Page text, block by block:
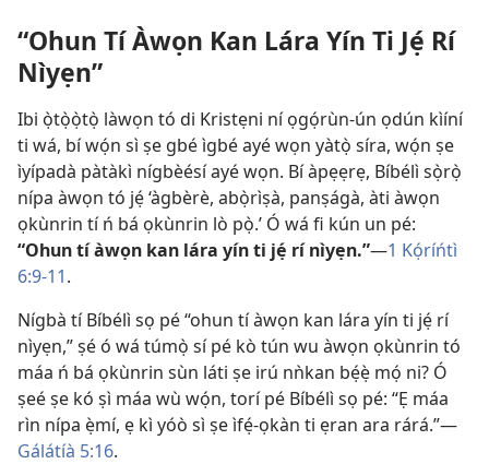
“Ohun Tí Àwọn Kan Lára Yín Ti Jẹ́ Rí
Nìyẹn”
Ibi ọ̀tọ̀ọ̀tọ̀ làwọn tó di Kristẹni ní ọgọ́rùn-ún ọdún kìíní
ti wá, bí wọ́n sì ṣe gbé ìgbé ayé wọn yàtọ̀ síra, wọ́n ṣe
ìyípadà pàtàkì nígbèésí ayé wọn. Bí àpẹẹrẹ, Bíbélì sọ̀rọ̀
nípa àwọn tó jẹ́ ‘àgbèrè, abọ̀rìṣà, panṣágà, àti àwọn
ọkùnrin tí ń bá ọkùnrin lò pọ̀.’ Ó wá fi kún un pé:
“Ohun tí àwọn kan lára yín ti jẹ́ rí nìyẹn.”—1 Kọ́ríńtì
6:9-11.
Nígbà tí Bíbélì sọ pé “ohun tí àwọn kan lára yín ti jẹ́ rí
nìyẹn,” ṣé ó wá túmọ̀ sí pé kò tún wu àwọn ọkùnrin tó
máa ń bá ọkùnrin sùn láti ṣe irú nǹkan bẹ́ẹ̀ mọ́ ni? Ó
ṣeé ṣe kó ṣì máa wù wọ́n, torí pé Bíbélì sọ pé: “Ẹ máa
rìn nípa ẹ̀mí, ẹ kì yóò sì ṣe ìfẹ́-ọkàn ti ẹran ara rárá.”—
Gálátíà 5:16.